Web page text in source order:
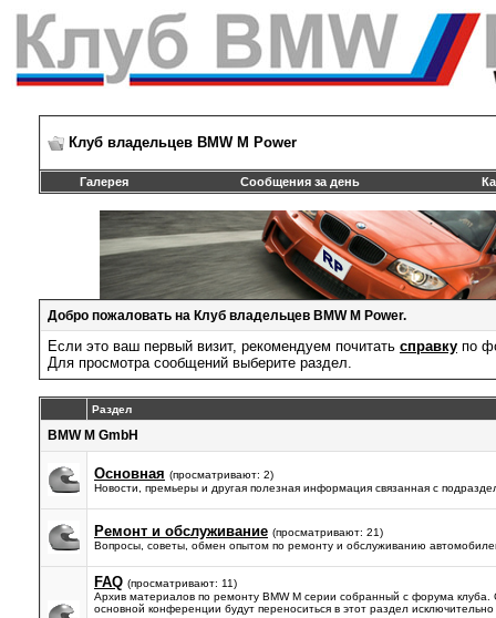
Клуб владельцев BMW M Power
Галерея Сообщения за день
Добро пожаловать на Клуб владельцев BMW M Power.
Если это ваш первый визит, рекомендуем почитать справку по
Для просмотра сообщений выберите раздел.
Раздел
BMW M GmbH
Основная (просматривают: 2)
Новости, премьеры и другая полезная информация связанная с
Ремонт и обслуживание (просматривают: 21)
Вопросы, советы, обмен опытом по ремонту и обслуживанию
FAQ (просматривают: 11)
Архив материалов по ремонту BMW M серии собранный с форума
основной конференции будут переноситься в этот раздел